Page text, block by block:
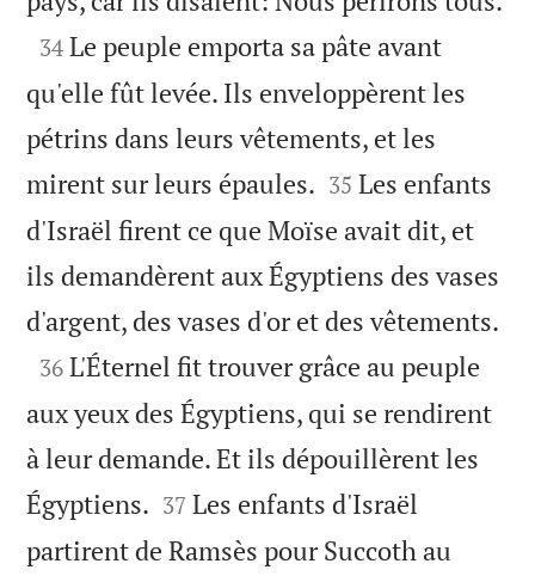

34 Le peuple emporta sa pâte avant
qu'elle fût levée. Ils enveloppèrent les
pétrins dans leurs vêtements, et les
mirent sur leurs épaules. 

35 Les enfants
d'Israël firent ce que Moïse avait dit, et
ils demandèrent aux Égyptiens des vases
d'argent, des vases d'or et des vêtements.

36 L'Éternel fit trouver grâce au peuple
aux yeux des Égyptiens, qui se rendirent
à leur demande. Et ils dépouillèrent les
Égyptiens. 

37 Les enfants d'Israël
partirent de Ramsès pour Succoth au